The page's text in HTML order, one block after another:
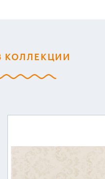
КОЛЛЕКЦИИ